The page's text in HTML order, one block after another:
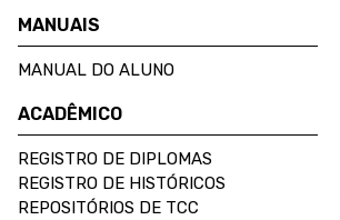
MANUAIS
MANUAL DO ALUNO
ACADÊMICO
REGISTRO DE DIPLOMAS
REGISTRO DE HISTÓRICOS
REPOSITÓRIOS DE TCC